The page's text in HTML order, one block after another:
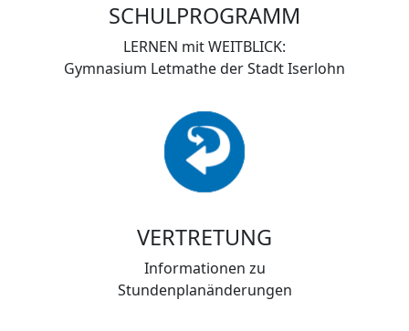
SCHULPROGRAMM
LERNEN mit WEITBLICK:
Gymnasium Letmathe der Stadt Iserlohn
VERTRETUNG
Informationen zu
Stundenplanänderungen